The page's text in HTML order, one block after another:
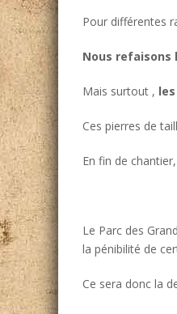
Pour différentes
Nous refaisons
Mais surtout ,
Ces pierres de
En fin de
Le Parc des
la pénibilité de
Ce sera donc la